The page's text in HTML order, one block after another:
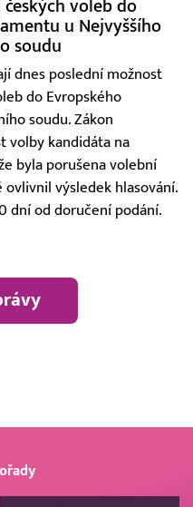
voleb do
u Nejvyššího
soudu
dnes poslední možnost
do Evropského
soudu. Zákon
volby kandidáta na
byla porušena volební
výsledek hlasování.
dní od doručení podání.